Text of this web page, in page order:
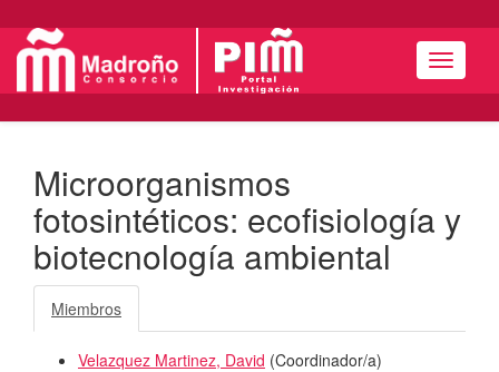
Menú
Microorganismos
fotosintéticos: ecofisiología y
biotecnología ambiental
Miembros
Velazquez Martinez, David (Coordinador/a)